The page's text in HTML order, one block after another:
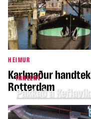
HEIMUR
Karlmaður
Rotterdam
INNLENT
Pakkað á